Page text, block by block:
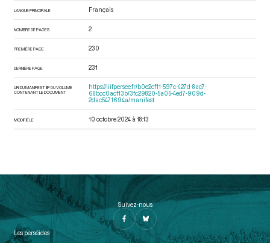
LANGUE PRINCIPALE Français
NOMBRE DE PAGES 2
PREMIÈRE PAGE 230
DERNIÈRE PAGE 231
URI DU MANIFEST IIIF DU VOLUME
CONTENANT LE DOCUMENT
https://iiif.persee.fr/b0e2cf11-597c-427d-8ac7-
68bcc0acf13b/3fc29820-5a05-4ed7-909d-
2dac5471694a/manifest
MODIFIÉ LE 10 octobre 2024 à 18:13
Suivez-nous
Les perséides